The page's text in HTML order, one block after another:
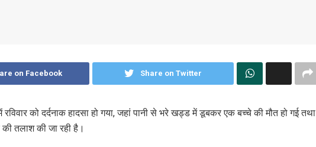
on Facebook Share on Twitter
को दर्दनाक हादसा हो गया, जहां पानी से भरे खड्ड में डूबकर एक बच्चे की मौत हो गई तथा
तलाश की जा रही है।